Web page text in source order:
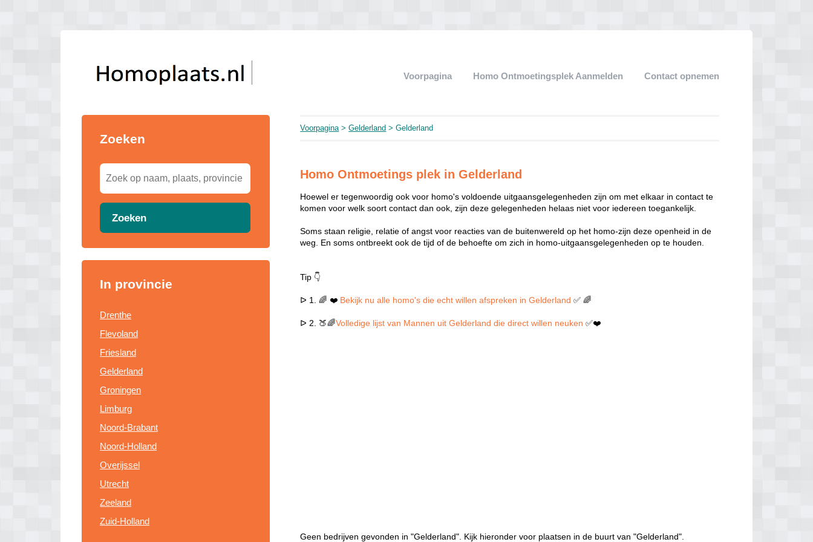
Voorpagina Homo Ontmoetingsplek Aanmelden Contact opnemen
Zoeken
Zoeken
In provincie
Drenthe
Flevoland
Friesland
Gelderland
Groningen
Limburg
Noord-Brabant
Noord-Holland
Overijssel
Utrecht
Zeeland
Zuid-Holland
Voorpagina>Gelderland > Gelderland
Homo Ontmoetings plek in Gelderland
Hoewel er tegenwoordig ook voor homo's voldoende uitgaansgelegenheden zijn om met elkaar in contact te
komen voor welk soort contact dan ook, zijn deze gelegenheden helaas niet voor iedereen toegankelijk.
Soms staan religie, relatie of angst voor reacties van de buitenwereld op het homo-zijn deze openheid in de
weg. En soms ontbreekt ook de tijd of de behoefte om zich in homo-uitgaansgelegenheden op te houden.
Tip 👇
ᐅ 1. 🌈 ❤️ Bekijk nu alle homo's die echt willen afspreken in Gelderland ✅ 🌈
ᐅ 2. 🍑🌈Volledige lijst van Mannen uit Gelderland die direct willen neuken✅❤️
Geen bedrijven gevonden in "Gelderland". Kijk hieronder voor plaatsen in de buurt van "Gelderland".